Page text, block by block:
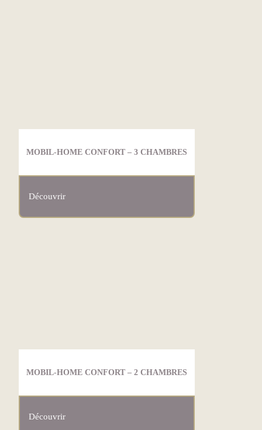
MOBIL-HOME CONFORT – 3 CHAMBRES
Découvrir
MOBIL-HOME CONFORT – 2 CHAMBRES
Découvrir